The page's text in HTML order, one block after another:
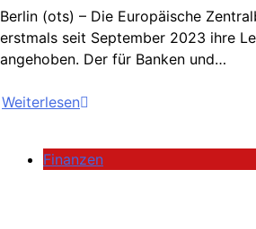
Berlin (ots) – Die Europäische
erstmals seit September 2023 ihre
angehoben. Der für Banken und…
Weiterlesen
Finanzen